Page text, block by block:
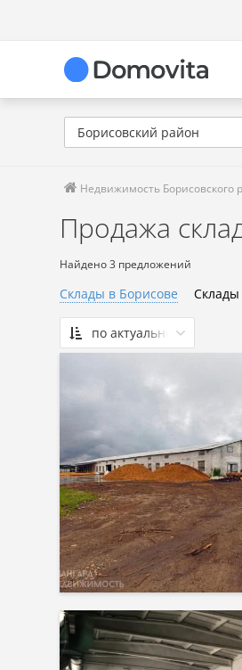
Борисовский район
Недвижимость Борисовского
Продажа
Найдено 3 предложений
Склады в Борисове Склады
по актуальности
По актуальности
Сначала дорогие
По площади: большая →
По площади: малая →